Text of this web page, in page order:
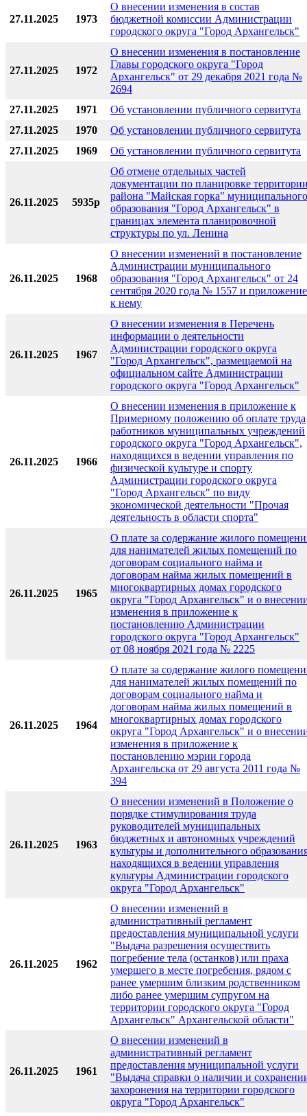
27.11.2025 1973
О внесении изменения в состав
бюджетной комиссии Администрации
городского округа "Город Архангельск"
27.11.2025 1972
О внесении изменения в постановление
Главы городского округа "Город
Архангельск" от 29 декабря 2021 года №
2694
27.11.2025
1971
Об установлении публичного сервитута
27.11.2025
1970
Об установлении публичного сервитута
27.11.2025
1969 Об установлении публичного сервитута
26.11.2025 5935р
Об отмене отдельных частей
документации по планировке
района "Майская горка" муниципального
образования "Город Архангельск" в
границах элемента планировочной
структуры по ул. Ленина
26.11.2025 1968
О внесении изменений в постановление
Администрации муниципального
образования "Город Архангельск" от 24
сентября 2020 года № 1557 и приложение
к нему
26.11.2025 1967
О внесении изменения в Перечень
информации о деятельности
Администрации городского округа
"Город Архангельск", размещаемой на
официальном сайте Администрации
городского округа "Город Архангельск"
26.11.2025 1966
О внесении изменения в приложение к
Примерному положению об оплате труда
работников муниципальных учреждений
городского округа "Город Архангельск",
находящихся в ведении управления по
физической культуре и спорту
Администрации городского округа
"Город Архангельск" по виду
экономической деятельности "Прочая
деятельность в области спорта"
26.11.2025 1965
О плате за содержание жилого
для нанимателей жилых помещений по
договорам социального найма и
договорам найма жилых помещений в
многоквартирных домах городского
округа "Город Архангельск" и о
изменения в приложение к
постановлению Администрации
городского округа "Город Архангельск"
от 08 ноября 2021 года № 2225
26.11.2025 1964
О плате за содержание жилого
для нанимателей жилых помещений по
договорам социального найма и
договорам найма жилых помещений в
многоквартирных домах городского
округа "Город Архангельск" и о
изменения в приложение к
постановлению мэрии города
Архангельска от 29 августа 2011 года №
394
26.11.2025 1963
О внесении изменений в Положение о
порядке стимулирования труда
руководителей муниципальных
бюджетных и автономных учреждений
культуры и дополнительного
находящихся в ведении управления
культуры Администрации городского
округа "Город Архангельск"
26.11.2025 1962
О внесении изменений в
административный регламент
предоставления муниципальной услуги
"Выдача разрешения осуществить
погребение тела (останков) или праха
умершего в месте погребения, рядом с
ранее умершим близким родственником
либо ранее умершим супругом на
территории городского округа "Город
Архангельск" Архангельской области"
26.11.2025 1961
О внесении изменений в
административный регламент
предоставления муниципальной услуги
"Выдача справки о наличии и
захоронения на территории городского
округа "Город Архангельск"